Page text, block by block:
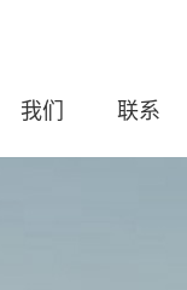
我们 联系